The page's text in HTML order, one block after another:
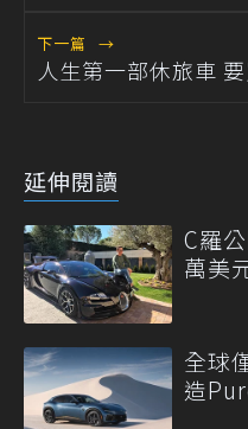
下一篇 →
人生第一部休旅車
延伸閱讀
C羅
萬美
全球
造